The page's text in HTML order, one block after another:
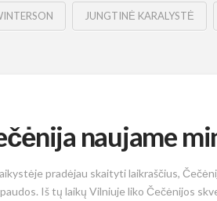
JUNGTINĖ KARALYSTĖ
naujame
pradėjau skaityti laikraščius,
Iš tų laikų Vilniuje liko Čečėnijos